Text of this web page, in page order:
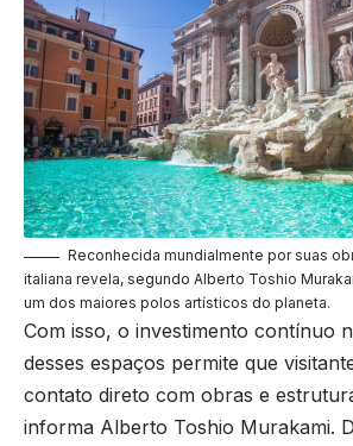
Reconhecida mundialmente por suas
italiana revela, segundo Alberto Toshio
um dos maiores polos artísticos do planeta.
Com isso, o investimento contínuo
desses espaços permite que
contato direto com obras e
informa Alberto Toshio Murakami.